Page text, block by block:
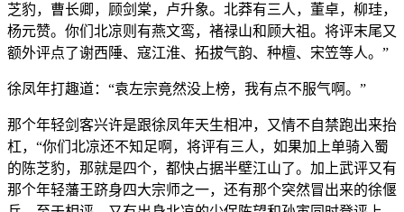
芝豹，曹长卿，顾剑棠，卢升象。北莽有三人，董卓，柳珪，
杨元赞。你们北凉则有燕文鸾，褚禄山和顾大祖。将评末尾又
额外评点了谢西陲、寇江淮、拓拔气韵、种檀、宋笠等人。”
徐凤年打趣道：“袁左宗竟然没上榜，我有点不服气啊。”
那个年轻剑客兴许是跟徐凤年天生相冲，又情不自禁跑出来抬
杠，“你们北凉还不知足啊，将评有三人，如果加上单骑入蜀
的陈芝豹，那就是四个，都快占据半壁江山了。加上武评又有
那个年轻藩王跻身四大宗师之一，还有那个突然冒出来的徐偃